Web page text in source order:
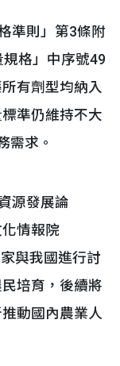
準則」第3條附
格」中序號49
有劑型均納入
準仍維持不大
需求。
源發展論
情報院
與我國進行討
培育，後續將
動國內農業人